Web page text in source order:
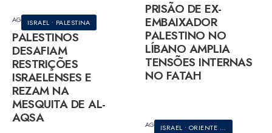
PRISÃO DE EX-
EMBAIXADOR
PALESTINO NO
LÍBANO AMPLIA
TENSÕES INTERNAS
NO FATAH
ISRAEL • PALESTINA
AGOSTO 7, 2026
PALESTINOS
DESAFIAM
RESTRIÇÕES
ISRAELENSES E
REZAM NA
MESQUITA DE AL-
AQSA
ISRAEL • ORIENTE MÉDIO
AGOSTO 7, 2026